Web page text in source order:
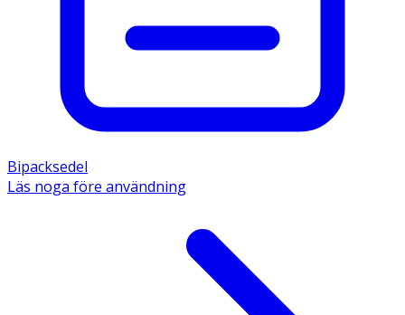
Bipacksedel
Läs noga före användning